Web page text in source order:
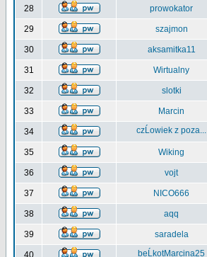
28 prowokator
29 szajmon
30 aksamitka11
31 Wirtualny
32 slotki
33 Marcin
34 czĹowiek z poza...
35 Wiking
36 vojt
37 NICO666
38 aqq
39 saradela
40 beĹkotMarcina25